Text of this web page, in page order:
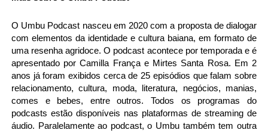
O Umbu Podcast nasceu em 2020 com a proposta de dialogar
com elementos da identidade e cultura baiana, em formato de
uma resenha agridoce. O podcast acontece por temporada e é
apresentado por Camilla França e Mirtes Santa Rosa. Em 2
anos já foram exibidos cerca de 25 episódios que falam sobre
relacionamento, cultura, moda, literatura, negócios, manias,
comes e bebes, entre outros. Todos os programas do
podcasts estão disponíveis nas plataformas de streaming de
áudio. Paralelamente ao podcast, o Umbu também tem outra